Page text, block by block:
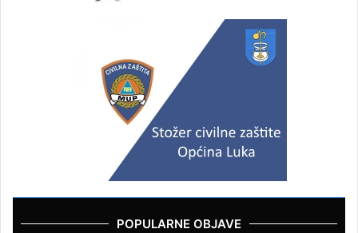
POPULARNE OBJAVE